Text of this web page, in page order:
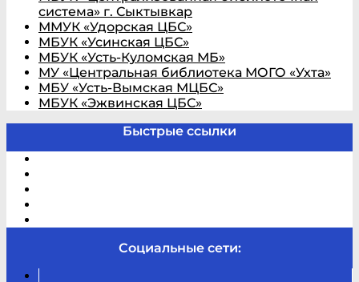
система» г. Сыктывкар
ММУК «Удорская ЦБС»
МБУК «Усинская ЦБС»
МБУК «Усть-Куломская МБ»
МУ «Центральная библиотека МОГО «Ухта»
МБУ «Усть-Вымская МЦБС»
МБУК «Эжвинская ЦБС»
Быстрые ссылки
Социальные сети: